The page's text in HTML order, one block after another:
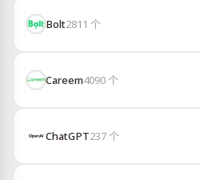
Bolt2811 个
Careem4090个
ChatGPT237个